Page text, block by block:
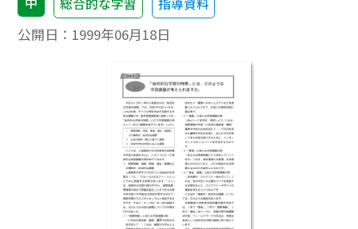
総合的な学習 指導資料
公開日： 1999年06月18日